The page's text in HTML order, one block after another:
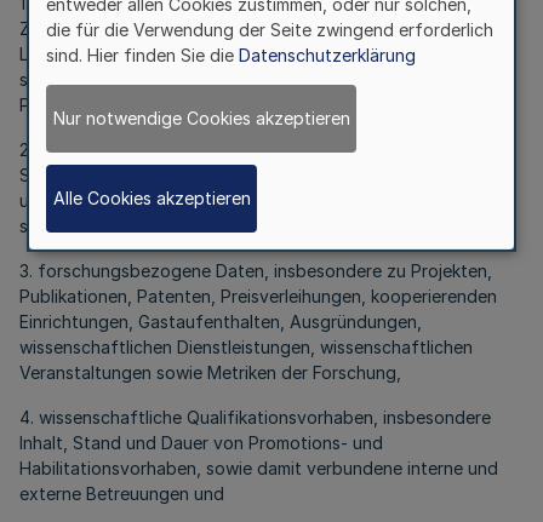
Zugehörigkeit zu Organisationseinheiten, Berufungen,
Lehrverpflichtungen und bestehenden Zielvereinbarungen
sowie der Wahrnehmung wissenschaftlicher Funktionen des
Personals,
2. Name, Kontaktdaten, Geburtsdatum, Geschlecht,
Staatsangehörigkeit und akademische Abschlüsse der nicht
unter Nummer 1 fallenden Doktorandinnen und Doktoranden
sowie Habilitandinnen und Habilitanden,
3. forschungsbezogene Daten, insbesondere zu Projekten,
Publikationen, Patenten, Preisverleihungen, kooperierenden
Einrichtungen, Gastaufenthalten, Ausgründungen,
wissenschaftlichen Dienstleistungen, wissenschaftlichen
Veranstaltungen sowie Metriken der Forschung,
4. wissenschaftliche Qualifikationsvorhaben, insbesondere
Inhalt, Stand und Dauer von Promotions- und
Habilitationsvorhaben, sowie damit verbundene interne und
externe Betreuungen und
die für die Verwendung der Seite zwingend erforderlich
sind. Hier finden Sie die Datenschutzerklärung
Nur notwendige Cookies akzeptieren
Alle Cookies akzeptieren